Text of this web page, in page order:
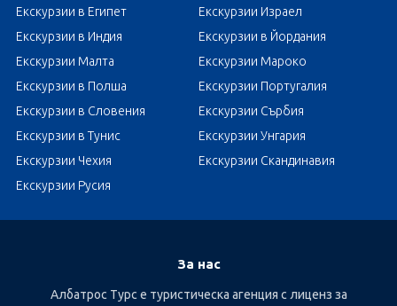
Екскурзии в Египет
Екскурзии Израел
Екскурзии в Индия
Екскурзии в Йордания
Екскурзии Малта
Екскурзии Мароко
Екскурзии в Полша
Екскурзии Португалия
Екскурзии в Словения
Екскурзии Сърбия
Екскурзии в Тунис
Екскурзии Унгария
Екскурзии Чехия
Екскурзии Скандинавия
Екскурзии Русия
За нас
Албатрос Турс е туристическа агенция с лиценз за